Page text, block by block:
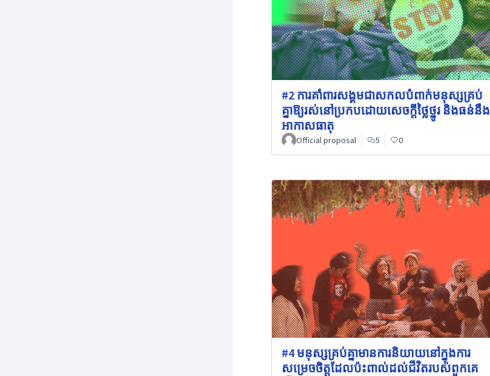
#2 ការគាំពារសង្គមជាសកលបំពាក់មនុស្សគ្រប់
គ្នាឱ្យរស់នៅប្រកបដោយសេចក្តីថ្លៃថ្នូរ និងធន់នឹង
អាកាសធាតុ
Official proposal 5 0
#4 មនុស្សគ្រប់គ្នាមានការនិយាយនៅក្នុងការ
សម្រេចចិត្តដែលប៉ះពាល់ដល់ជីវិតរបស់ពួកគេ